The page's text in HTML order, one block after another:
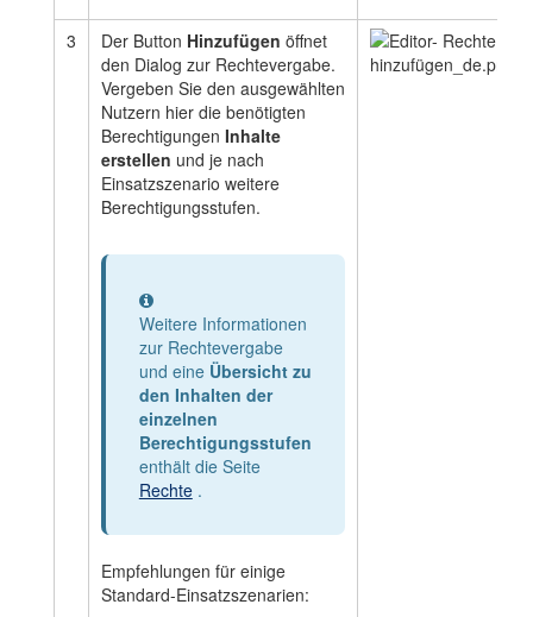
3 Der Button Hinzufügen öffnet
den Dialog zur Rechtevergabe.
Vergeben Sie den ausgewählten
Nutzern hier die benötigten
Berechtigungen Inhalte
erstellen und je nach
Einsatzszenario weitere
Berechtigungsstufen.
Information
Weitere Informationen
zur Rechtevergabe
und eine Übersicht zu
den Inhalten der
einzelnen
Berechtigungsstufen
enthält die Seite
Rechte.
Empfehlungen für einige
Standard-Einsatzszenarien: